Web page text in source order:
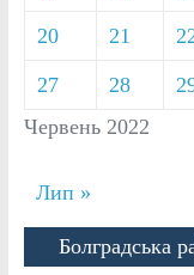
Червень 2022
20 21
27 28
Лип »
Болградська